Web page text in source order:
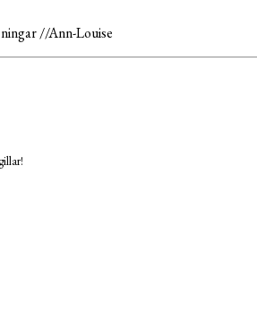
//Ann-Louise